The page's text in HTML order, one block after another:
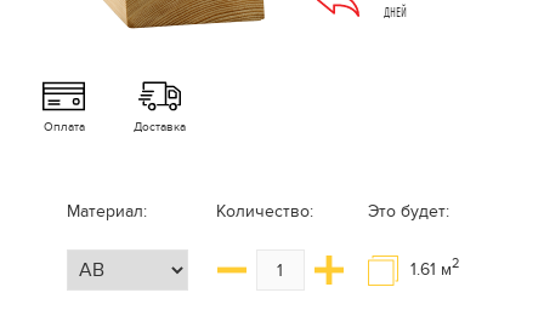
ДНЕЙ
Оплата Доставка
Материал: Количество: Это будет:
1.61 м2